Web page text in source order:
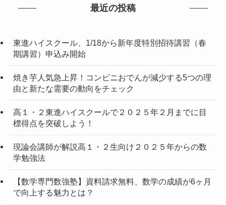
最近の投稿
東進ハイスクール、1/18から新年度特別招待講習（春
期講習）申込み開始
焼き芋人気急上昇！コンビニおでんが減少する5つの理
由と新たな需要の動向をチェック
高１・２東進ハイスクールで２０２５年２月までに目
標得点を突破しよう！
現論会講師が解説高１・２生向け２０２５年からの数
学勉強法
【数学専門数強塾】資料請求無料、数学の成績が6ヶ月
で向上する魅力とは？